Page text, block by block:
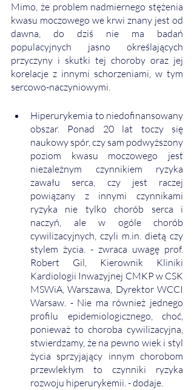
Mimo, że problem nadmiernego stężenia
kwasu moczowego we krwi znany jest od
dawna, do dziś nie ma badań
populacyjnych jasno określających
przyczyny i skutki tej choroby oraz jej
korelacje z innymi schorzeniami, w tym
sercowo-naczyniowymi.
Hiperurykemia to niedofinansowany
obszar. Ponad 20 lat toczy się
naukowy spór, czy sam podwyższony
poziom kwasu moczowego jest
niezależnym czynnikiem ryzyka
zawału serca, czy jest raczej
powiązany z innymi czynnikami
ryzyka nie tylko chorób serca i
naczyń, ale w ogóle chorób
cywilizacyjnych, czyli m.in. dietą czy
stylem życia. - zwraca uwagę prof.
Robert Gil, Kierownik Kliniki
Kardiologii Inwazyjnej CMKP w CSK
MSWiA, Warszawa, Dyrektor WCCI
Warsaw. - Nie ma również jednego
profilu epidemiologicznego, choć,
ponieważ to choroba cywilizacyjna,
stwierdzamy, że na pewno wiek i styl
życia sprzyjający innym chorobom
przewlekłym to czynniki ryzyka
rozwoju hiperurykemii. - dodaje.